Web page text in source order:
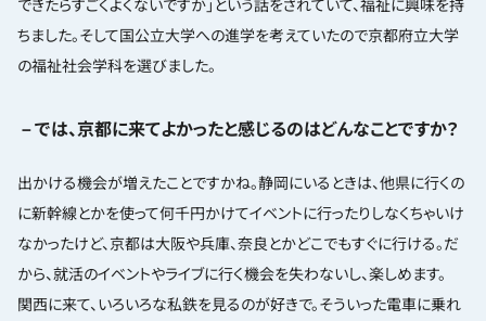
できたらすごくよくないですか」という話をされていて、福祉に興味を持
ちました。そして国公立大学への進学を考えていたので京都府立大学
の福祉社会学科を選びました。
－では、京都に来てよかったと感じるのはどんなことですか？
出かける機会が増えたことですかね。静岡にいるときは、他県に行くの
に新幹線とかを使って何千円かけてイベントに行ったりしなくちゃいけ
なかったけど、京都は大阪や兵庫、奈良とかどこでもすぐに行ける。だ
から、就活のイベントやライブに行く機会を失わないし、楽しめます。
関西に来て、いろいろな私鉄を見るのが好きで。そういった電車に乗れ